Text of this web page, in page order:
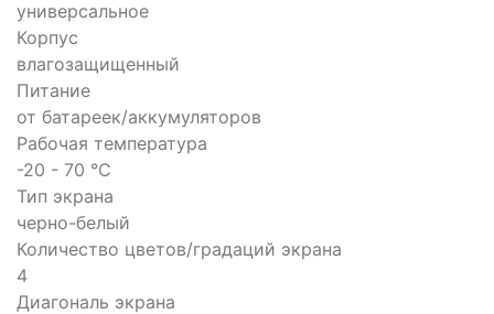
универсальное
Корпус
влагозащищенный
Питание
от батареек/аккумуляторов
Рабочая температура
-20 - 70 °C
Тип экрана
черно-белый
Количество цветов/градаций экрана
4
Диагональ экрана